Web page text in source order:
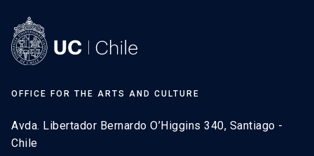
OFFICE FOR THE ARTS AND CULTURE
Avda. Libertador Bernardo O’Higgins 340, Santiago -
Chile